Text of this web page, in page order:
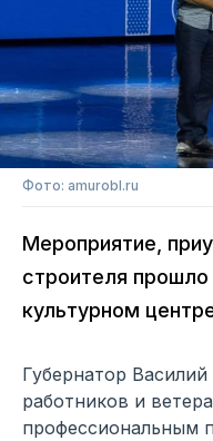
Фото: amurobl.ru
Мероприятие,
строителя
культурном
Губернатор
работников и
профессиональным